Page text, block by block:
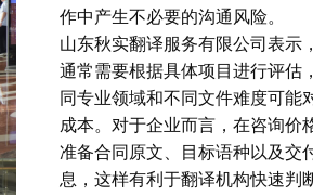
作中产生不必要的沟通风险。
山东秋实翻译服务有限公司表示
通常需要根据具体项目进行评估
同专业领域和不同文件难度可能
成本。对于企业而言，在咨询价
准备合同原文、目标语种以及交
息，这样有利于翻译机构快速判